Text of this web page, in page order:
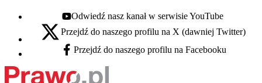
Youtube - otwiera się w nowej karcie
Odwiedź nasz kanał w serwisie YouTube
X - otwiera się w nowej karcie
Przejdź do naszego profilu na X (dawniej Twitter)
Facebook - otwiera się w nowej karcie
Przejdź do naszego profilu na Facebooku